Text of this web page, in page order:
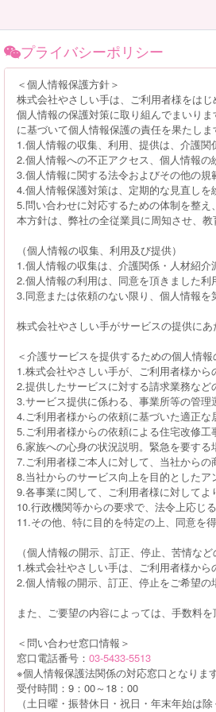
プライバシーポリシー
＜個人情報保護方針＞
株式会社やさしい手は、ご利用者様をは
個人情報の保護対策に取り組んでまいり
に基づいて個人情報保護の責任を果たしま
1.個人情報の収集、利用、提供は、介護
2.個人情報への不正アクセス、個人情報
3.個人情報に関する法令およびその他の規
4.個人情報保護対策は、定期的な見直しを
5.問い合わせに対応するための体制を整え
本方針は、弊社の全従業員に周知させ、
（個人情報の収集、利用及び提供）
1.個人情報の収集は、介護関係・人材紹
2.個人情報の利用は、同意を頂きました利
3.同意または依頼のない限り、個人情報
株式会社やさしい手がサービスの提供に
＜介護サービスを提供するための個人情
1.株式会社やさしい手が、ご利用者様から
2.提供したサービスに対する請求業務など
3.サービス提供に係わる、事業所等の管理
4.ご利用者様からの依頼に基づいた適正
5.ご利用者様からの依頼による住宅改修工
6.家族への心身の状況説明。緊急を要する
7.ご利用者様ご本人に対して、当社からの
8.当社からのサービス向上を目的としたア
9.各事業に関して、ご利用者様に対してよ
10.行政機関等からの要求で、法令上応じ
11.その他、特に目的を特定の上、同意を
（個人情報の開示、訂正、停止、苦情な
1.株式会社やさしい手は、ご利用者様か
2.個人情報の開示、訂正、停止をご希望の
また、ご要望の内容によっては、手数料
＜問い合わせ窓口情報＞
窓口電話番号： 03-5433-5513
※個人情報保護法関係の対応窓口となります
受付時間：9：00～18：00
（土日曜・振替休日・祝日・年末年始は除